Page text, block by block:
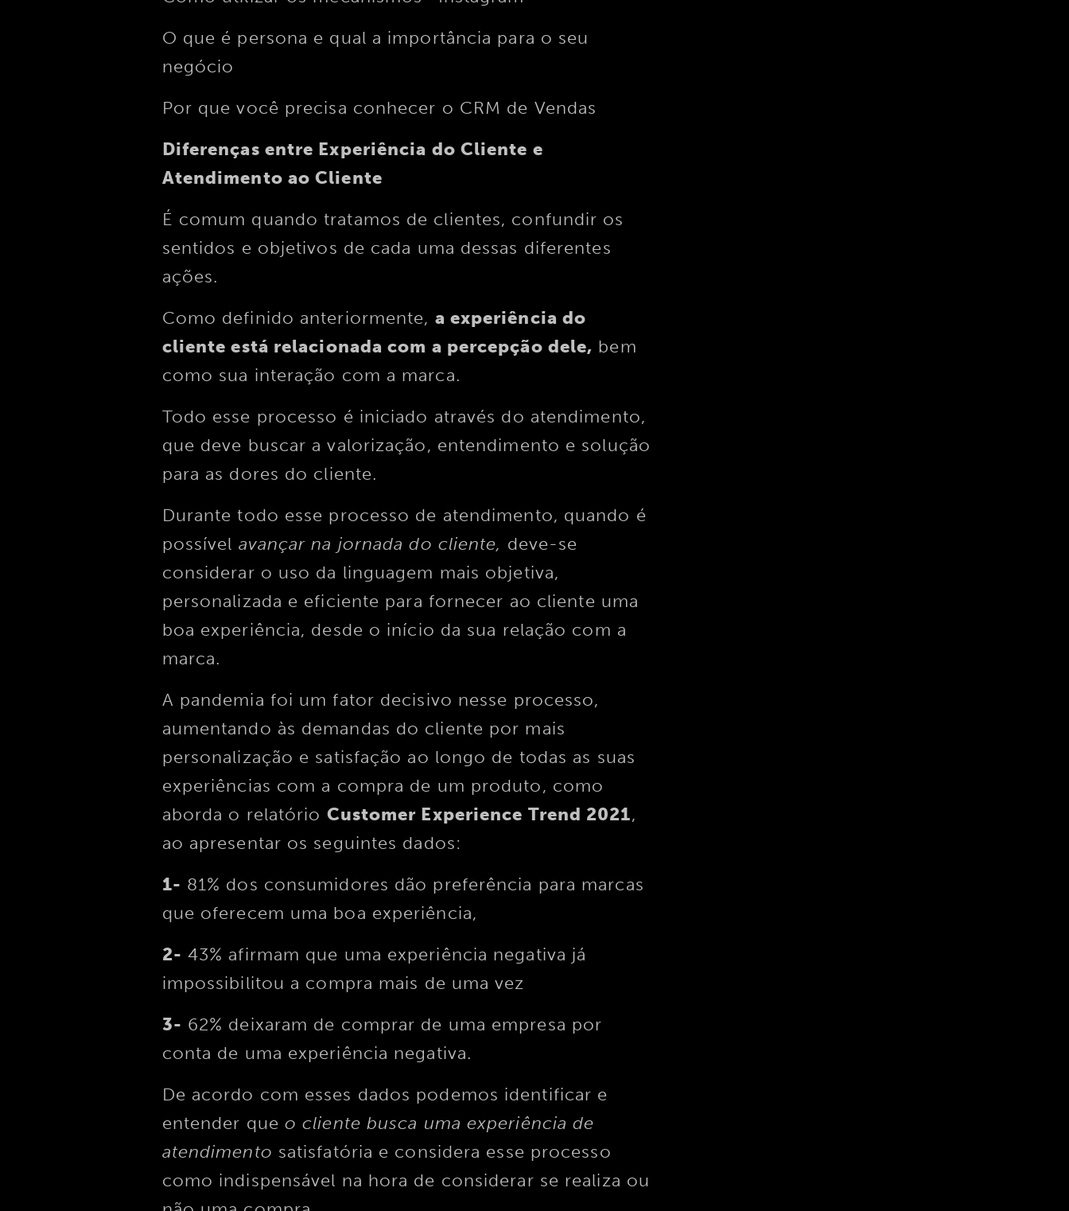
O que é persona e qual a importância para o seu
negócio
Por que você precisa conhecer o CRM de Vendas
Diferenças entre Experiência do Cliente e
Atendimento ao Cliente
É comum quando tratamos de clientes, confundir os
sentidos e objetivos de cada uma dessas diferentes
ações.
Como definido anteriormente, a experiência do
cliente está relacionada com a percepção dele, bem
como sua interação com a marca.
Todo esse processo é iniciado através do atendimento,
que deve buscar a valorização, entendimento e solução
para as dores do cliente.
Durante todo esse processo de atendimento, quando é
possível avançar na jornada do cliente, deve-se
considerar o uso da linguagem mais objetiva,
personalizada e eficiente para fornecer ao cliente uma
boa experiência, desde o início da sua relação com a
marca.
A pandemia foi um fator decisivo nesse processo,
aumentando às demandas do cliente por mais
personalização e satisfação ao longo de todas as suas
experiências com a compra de um produto, como
aborda o relatório Customer Experience Trend 2021,
ao apresentar os seguintes dados:
1- 81% dos consumidores dão preferência para marcas
que oferecem uma boa experiência,
2- 43% afirmam que uma experiência negativa já
impossibilitou a compra mais de uma vez
3- 62% deixaram de comprar de uma empresa por
conta de uma experiência negativa.
De acordo com esses dados podemos identificar e
entender que o cliente busca uma experiência de
atendimento satisfatória e considera esse processo
como indispensável na hora de considerar se realiza ou